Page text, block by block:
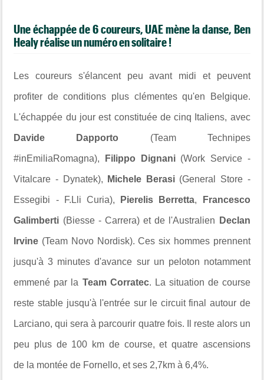
Une échappée de 6 coureurs, UAE mène la danse, Ben
Healy réalise un numéro en solitaire !
Les coureurs s'élancent peu avant midi et peuvent
profiter de conditions plus clémentes qu'en Belgique.
L'échappée du jour est constituée de cinq Italiens, avec
Davide Dapporto (Team Technipes
#inEmiliaRomagna), Filippo Dignani(Work Service -
Vitalcare - Dynatek), Michele Berasi(General Store -
Essegibi - F.Lli Curia), Pierelis Berretta, Francesco
Galimberti (Biesse - Carrera) et de l'Australien Declan
Irvine (Team Novo Nordisk). Ces six hommes prennent
jusqu'à 3 minutes d'avance sur un peloton notamment
emmené par la Team Corratec. La situation de course
reste stable jusqu'à l'entrée sur le circuit final autour de
Larciano, qui sera à parcourir quatre fois. Il reste alors un
peu plus de 100 km de course, et quatre ascensions
de la montée de Fornello, et ses 2,7km à 6,4%.